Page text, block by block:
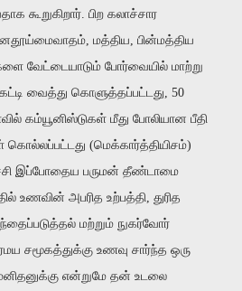
கூறுகிறார். பிற கலாச்சார
மத்திய, பின்மத்திய
வேட்டையாடும் போர்வையில் மாற்று
வைத்து கொளுத்தப்பட்டது, 50
கம்யூனிஸ்டுகள் மீது போலியான பீதி
கொல்லப்பட்டது (மெக்கார்த்தியிசம்)
இப்போதைய பருமன் தீண்டாமை
உணவின் அபரித உற்பத்தி, துரித
மற்றும் நுகர்வோர்
சமூகத்துக்கு உணவு சார்ந்த ஒரு
மனிதனுக்கு என்றுமே தன் உடலை